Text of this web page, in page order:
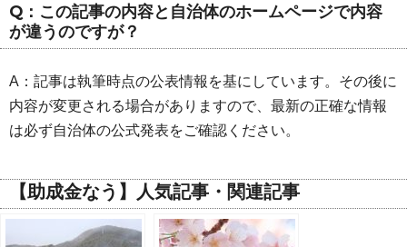
Q：この記事の内容と自治体のホームページで内容
が違うのですが？
A：記事は執筆時点の公表情報を基にしています。その後に
内容が変更される場合がありますので、最新の正確な情報
は必ず自治体の公式発表をご確認ください。
【助成金なう】人気記事・関連記事